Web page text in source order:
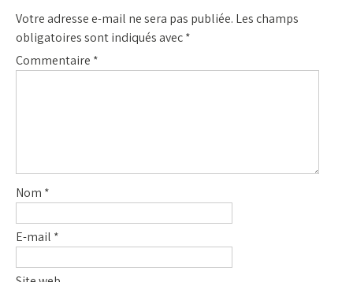
Votre adresse e-mail ne sera pas publiée. Les champs
obligatoires sont indiqués avec*
Commentaire *
Nom *
E-mail *